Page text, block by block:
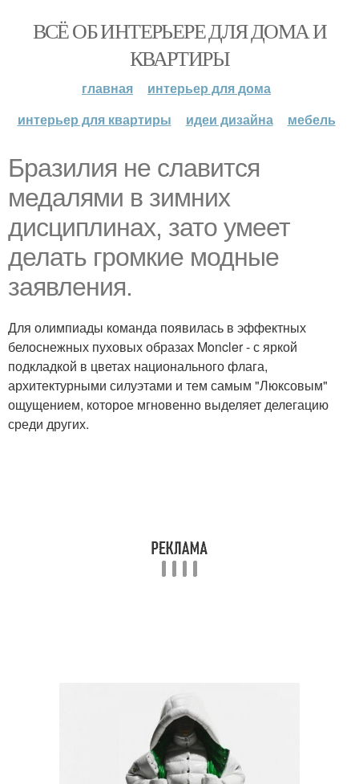
ВСЁ ОБ ИНТЕРЬЕРЕ ДЛЯ ДОМА И
КВАРТИРЫ
главная
интерьер для дома
интерьер для квартиры
идеи дизайна мебель
Бразилия не славится
медалями в зимних
дисциплинах, зато умеет
делать громкие модные
заявления.
Для олимпиады команда появилась в эффектных
белоснежных пуховых образах Moncler - с яркой
подкладкой в цветах национального флага,
архитектурными силуэтами и тем самым "Люксовым"
ощущением, которое мгновенно выделяет делегацию
среди других.